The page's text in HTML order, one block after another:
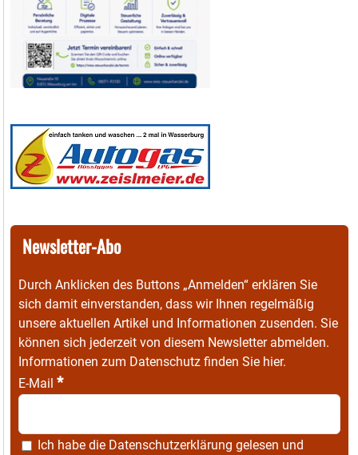
Newsletter-Abo
Durch Anklicken des Buttons „Anmelden“ erklären Sie
sich damit einverstanden, dass wir Ihnen regelmäßig
unsere aktuellen Artikel und Informationen zusenden. Sie
können sich jederzeit von diesem Newsletter abmelden.
Informationen zum Datenschutz finden Sie hier.
E-Mail *
Ich habe die Datenschutzerklärung gelesen und